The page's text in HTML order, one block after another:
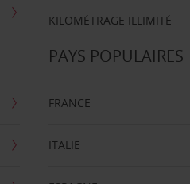
KILOMÉTRAGE ILLIMITÉ
PAYS POPULAIRES
FRANCE
ITALIE